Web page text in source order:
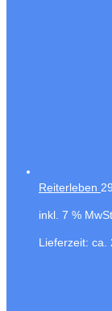
Reiterleben
inkl. 7 % MwSt.
Lieferzeit: ca.